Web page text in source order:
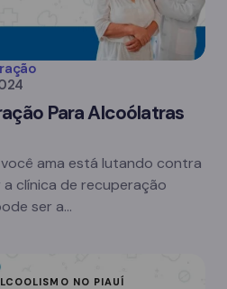
Para Alcoólatras
ama está lutando contra
clínica de recuperação
ser a…
NO PIAUÍ